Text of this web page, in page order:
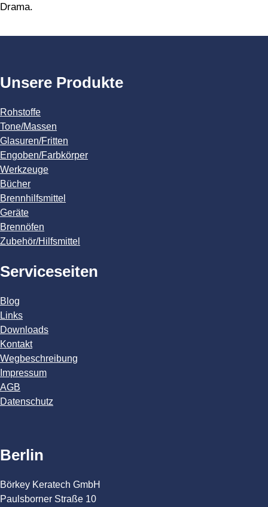
Drama.
Unsere Produkte
Rohstoffe
Tone/Massen
Glasuren/Fritten
Engoben/Farbkörper
Werkzeuge
Bücher
Brennhilfsmittel
Geräte
Brennöfen
Zubehör/Hilfsmittel
Serviceseiten
Blog
Links
Downloads
Kontakt
Wegbeschreibung
Impressum
AGB
Datenschutz
Berlin
Börkey Keratech GmbH
Paulsborner Straße 10